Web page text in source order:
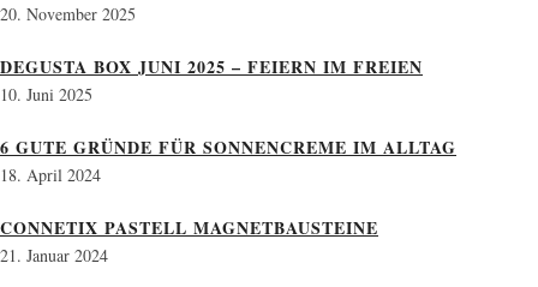
20. November 2025
DEGUSTA BOX JUNI 2025 – FEIERN IM FREIEN
10. Juni 2025
6 GUTE GRÜNDE FÜR SONNENCREME IM ALLTAG
18. April 2024
CONNETIX PASTELL MAGNETBAUSTEINE
21. Januar 2024